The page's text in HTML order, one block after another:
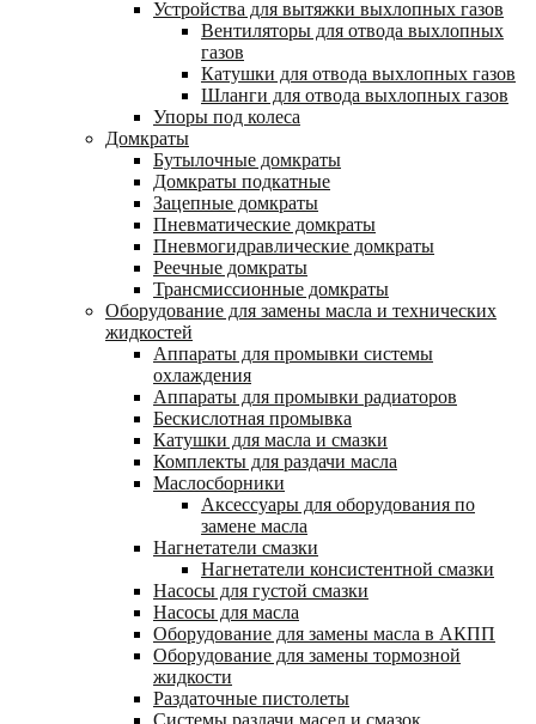
Устройства для вытяжки выхлопных газов
Вентиляторы для отвода выхлопных
газов
Катушки для отвода выхлопных газов
Шланги для отвода выхлопных газов
Упоры под колеса
Домкраты
Бутылочные домкраты
Домкраты подкатные
Зацепные домкраты
Пневматические домкраты
Пневмогидравлические домкраты
Реечные домкраты
Трансмиссионные домкраты
Оборудование для замены масла и технических
жидкостей
Аппараты для промывки системы
охлаждения
Аппараты для промывки радиаторов
Бескислотная промывка
Катушки для масла и смазки
Комплекты для раздачи масла
Маслосборники
Аксессуары для оборудования по
замене масла
Нагнетатели смазки
Нагнетатели консистентной смазки
Насосы для густой смазки
Насосы для масла
Оборудование для замены масла в АКПП
Оборудование для замены тормозной
жидкости
Раздаточные пистолеты
Системы раздачи масел и смазок